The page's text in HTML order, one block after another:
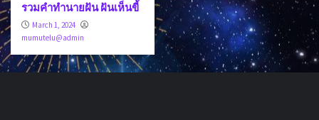
รวมคำทำนายฝัน ฝันเห็นขี้
March 1, 2024
mumutelu@admin